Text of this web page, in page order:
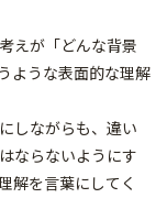
えが「どんな背景
ような表面的な理解
しながらも、違い
ならないようにす
解を言葉にしてく